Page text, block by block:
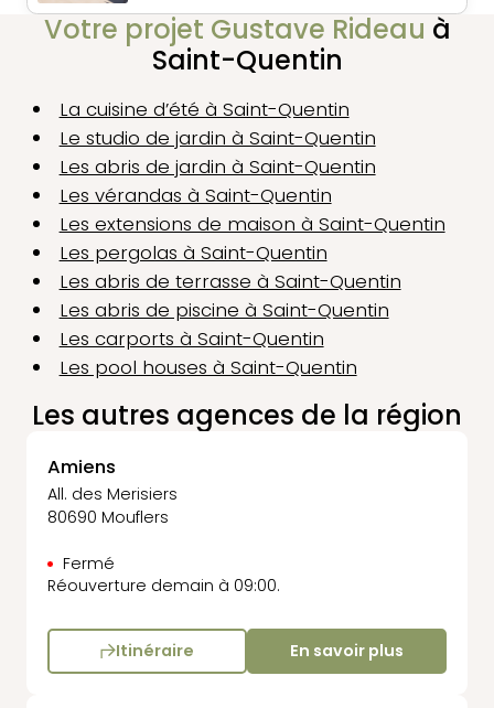
Votre projet Gustave Rideau à
Saint-Quentin
La cuisine d’été à Saint-Quentin
Le studio de jardin à Saint-Quentin
Les abris de jardin à Saint-Quentin
Les vérandas à Saint-Quentin
Les extensions de maison à Saint-Quentin
Les pergolas à Saint-Quentin
Les abris de terrasse à Saint-Quentin
Les abris de piscine à Saint-Quentin
Les carports à Saint-Quentin
Les pool houses à Saint-Quentin
Les autres agences de la région
Amiens
All. des Merisiers
80690 Mouflers
Fermé
Réouverture demain à 09:00.
Itinéraire En savoir plus